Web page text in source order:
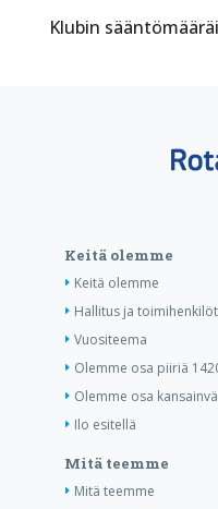
Klubin
Keitä olemme
Keitä olemme
Hallitus ja toimihenkilöt
Vuositeema
Olemme osa piiriä
Olemme osa
Ilo esitellä
Mitä teemme
Mitä teemme